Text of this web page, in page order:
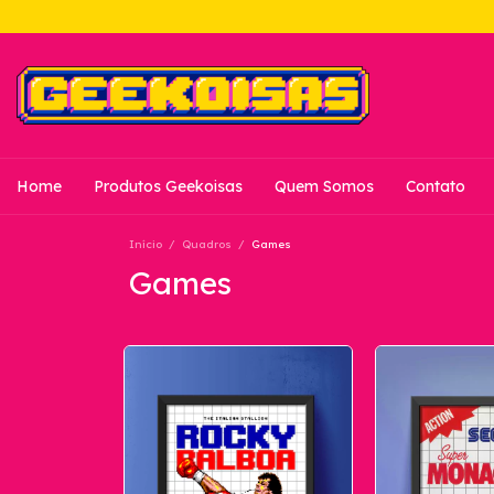
Home Produtos Geekoisas Quem Somos Contato
Início / Quadros / Games
Games